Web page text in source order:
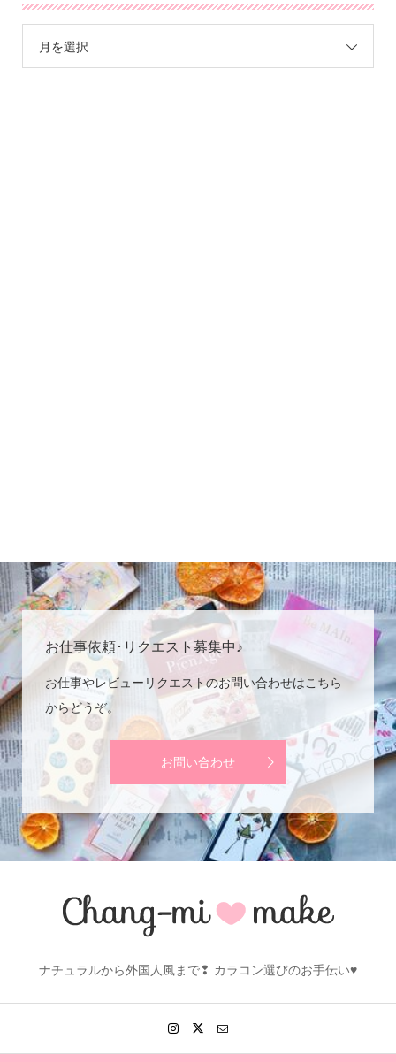
月を選択
お仕事依頼･リクエスト募集中♪
お仕事やレビューリクエストのお問い合わせはこちら
からどうぞ。
お問い合わせ
ナチュラルから外国人風まで❢ カラコン選びのお手伝い♥